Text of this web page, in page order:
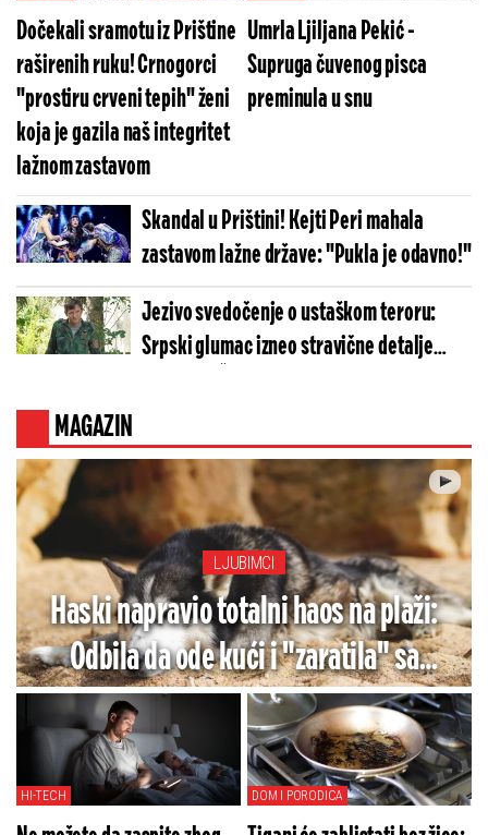
Dočekali sramotu iz Prištine
raširenih ruku! Crnogorci
"prostiru crveni tepih" ženi
koja je gazila naš integritet
lažnom zastavom
Umrla Ljiljana Pekić -
Supruga čuvenog pisca
preminula u snu
Skandal u Prištini! Kejti Peri mahala
zastavom lažne države: "Pukla je odavno!"
Jezivo svedočenje o ustaškom teroru:
Srpski glumac izneo stravične detalje
MAGAZIN
LJUBIMCI
Haski napravio totalni haos na plaži:
Odbila da ode kući i "zaratila" sa
vlasnicom (VIDEO)
HI-TECH DOM I PORODICA